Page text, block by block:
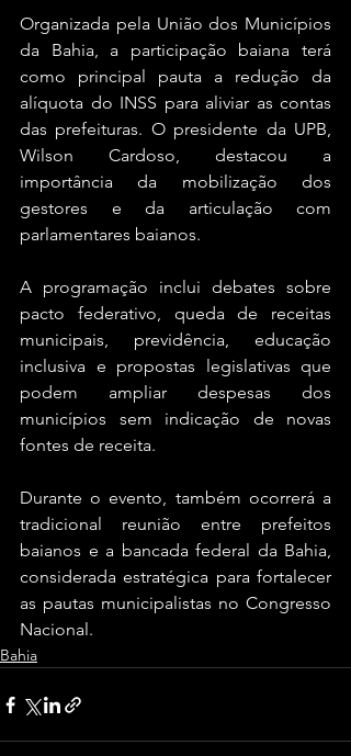
Organizada pela União dos Municípios
da Bahia, a participação baiana terá
como principal pauta a redução da
alíquota do INSS para aliviar as contas
das prefeituras. O presidente da UPB,
Wilson Cardoso, destacou a
importância da mobilização dos
gestores e da articulação com
parlamentares baianos.
A programação inclui debates sobre
pacto federativo, queda de receitas
municipais, previdência, educação
inclusiva e propostas legislativas que
podem ampliar despesas dos
municípios sem indicação de novas
fontes de receita.
Durante o evento, também ocorrerá a
tradicional reunião entre prefeitos
baianos e a bancada federal da Bahia,
considerada estratégica para fortalecer
as pautas municipalistas no Congresso
Nacional.
Bahia